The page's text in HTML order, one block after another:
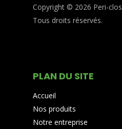
Copyright © 2026 Peri-clos
Tous droits réservés.
PLAN DU SITE
Accueil
Nos produits
Notre entreprise